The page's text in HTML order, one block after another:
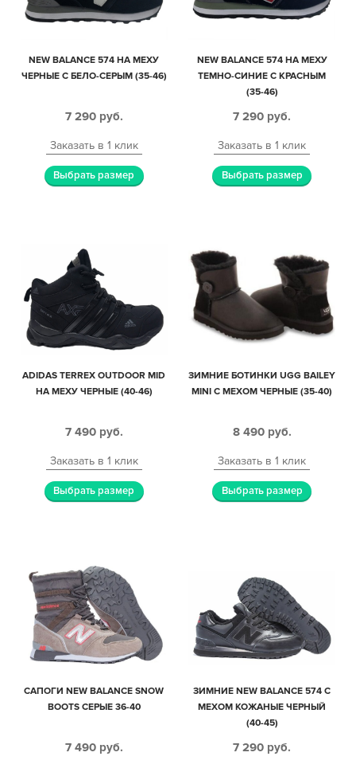
NEW BALANCE 574 НА МЕХУ
ЧЕРНЫЕ С БЕЛО-СЕРЫМ (35-46)
7 290 руб.
Заказать в 1 клик
Выбрать размер
NEW BALANCE 574 НА МЕХУ
ТЕМНО-СИНИЕ С КРАСНЫМ
(35-46)
7 290 руб.
Заказать в 1 клик
Выбрать размер
ADIDAS TERREX OUTDOOR MID
НА МЕХУ ЧЕРНЫЕ (40-46)
7 490 руб.
Заказать в 1 клик
Выбрать размер
ЗИМНИЕ БОТИНКИ UGG BAILEY
MINI С МЕХОМ ЧЕРНЫЕ (35-40)
8 490 руб.
Заказать в 1 клик
Выбрать размер
САПОГИ NEW BALANCE SNOW
BOOTS СЕРЫЕ 36-40
7 490 руб.
ЗИМНИЕ NEW BALANCE 574 С
МЕХОМ КОЖАНЫЕ ЧЕРНЫЙ
(40-45)
7 290 руб.